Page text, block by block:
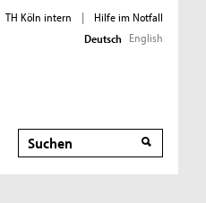
TH Köln intern |
Hilfe im Notfall
Deutsch English
Suche
Suche